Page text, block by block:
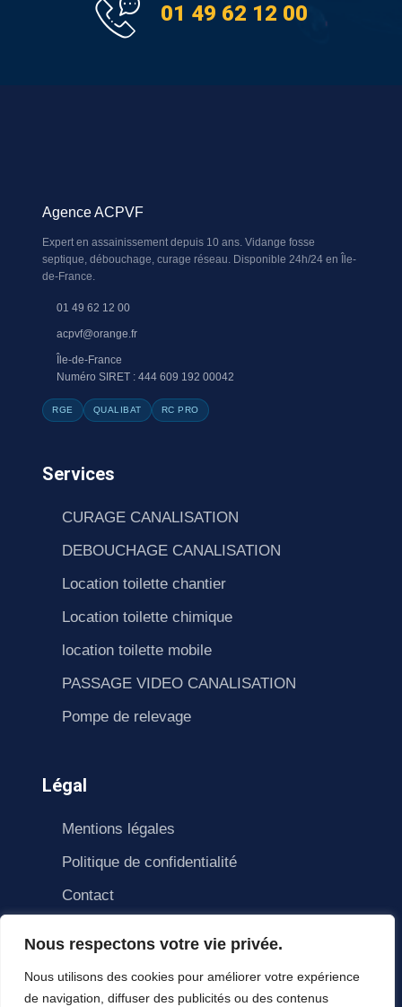
Nous respectons votre vie privée.
Nous utilisons des cookies pour améliorer votre expérience
de navigation, diffuser des publicités ou des contenus
01 49 62 12 00
Agence ACPVF
Expert en assainissement depuis 10 ans. Vidange fosse
septique, débouchage, curage réseau. Disponible 24h/24 en Île-
de-France.
01 49 62 12 00
acpvf@orange.fr
Île-de-France
Numéro SIRET : 444 609 192 00042
RGE QUALIBAT RC PRO
Services
CURAGE CANALISATION
DEBOUCHAGE CANALISATION
Location toilette chantier
Location toilette chimique
location toilette mobile
PASSAGE VIDEO CANALISATION
Pompe de relevage
Légal
Mentions légales
Politique de confidentialité
Contact